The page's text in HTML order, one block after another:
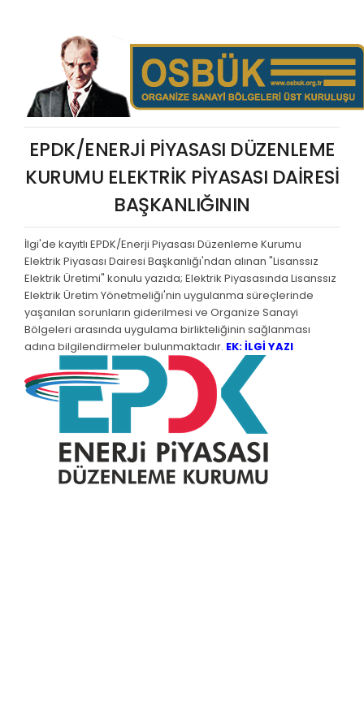
EPDK/ENERJİ PİYASASI DÜZENLEME
KURUMU ELEKTRİK PİYASASI DAİRESİ
BAŞKANLIĞININ
İlgi'de kayıtlı EPDK/Enerji Piyasası Düzenleme Kurumu
Elektrik Piyasası Dairesi Başkanlığı'ndan alınan "Lisanssız
Elektrik Üretimi" konulu yazıda; Elektrik Piyasasında Lisanssız
Elektrik Üretim Yönetmeliği'nin uygulanma süreçlerinde
yaşanılan sorunların giderilmesi ve Organize Sanayi
Bölgeleri arasında uygulama birlikteliğinin sağlanması
adına bilgilendirmeler bulunmaktadır. EK: İLGİ YAZI